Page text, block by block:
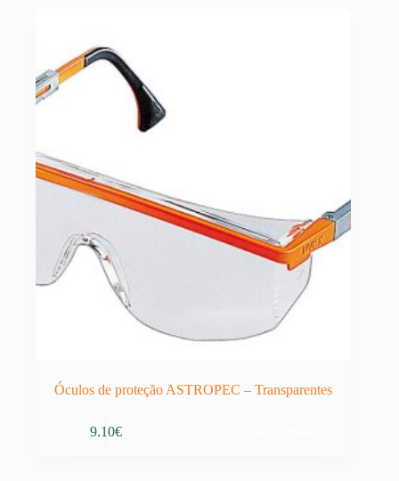
Óculos de proteção ASTROPEC – Transparentes
9.10€